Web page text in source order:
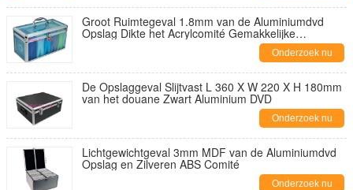
Groot Ruimtegeval 1.8mm van de Aluminiumdvd
Opslag Dikte het Acrylcomité Gemakkelijke
Onderzoek nu
De Opslaggeval Slijtvast L 360 X W 220 X H 180mm
van het douane Zwart Aluminium DVD
Onderzoek nu
Lichtgewichtgeval 3mm MDF van de Aluminiumdvd
Opslag en Zilveren ABS Comité
Onderzoek nu